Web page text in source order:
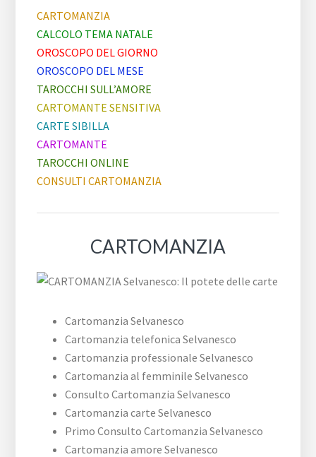
CARTOMANZIA
CALCOLO TEMA NATALE
OROSCOPO DEL GIORNO
OROSCOPO DEL MESE
TAROCCHI SULL’AMORE
CARTOMANTE SENSITIVA
CARTE SIBILLA
CARTOMANTE
TAROCCHI ONLINE
CONSULTI CARTOMANZIA
CARTOMANZIA
Cartomanzia Selvanesco
Cartomanzia telefonica Selvanesco
Cartomanzia professionale Selvanesco
Cartomanzia al femminile Selvanesco
Consulto Cartomanzia Selvanesco
Cartomanzia carte Selvanesco
Primo Consulto Cartomanzia Selvanesco
Cartomanzia amore Selvanesco